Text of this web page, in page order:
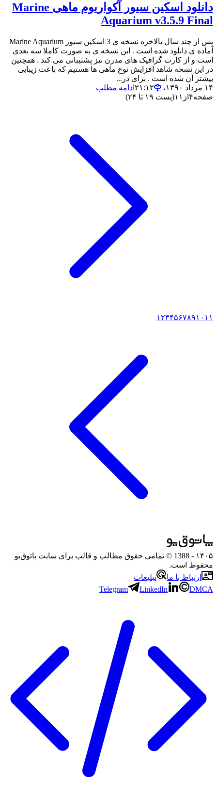
دانلود اسکین سیور آکواریوم ماهی Marine
Aquarium v3.5.9 Final
پس از چند سال بالاخره نسخه ی 3 اسکین سیور Marine Aquarium
آماده ی دانلود شده است . این نسخه ی به صورت کاملا سه بعدی
است و از کارت گرافیک های مدرن نیز پشتیبانی می کند . همچنین
در این نسخه شاهد افزایش نوع ماهی ها هستیم که باعث زیبایی
بیشتر آن شده است . برای در...
۱۴ مرداد ۱۳۹۰،‏ ۲۱:۱۲
ادامه مطلب
صفحه۴ از ۱۱(پست ۱۹ تا ۲۴)
۱۲۳۴۵۶۷۸۹۱۰ ۱۱
۱۴۰۵
- 1388 © تمامی حقوق مطالب و قالب برای سایت پاتوق‌یو
محفوظ است.
ارتباط با ما
تبلیغات
Telegram
LinkedIn DMCA